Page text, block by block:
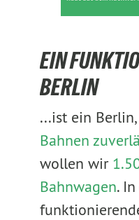
EIN
BERLIN
...ist ein Berlin,
Bahnen
wollen wir
Bahnwagen.